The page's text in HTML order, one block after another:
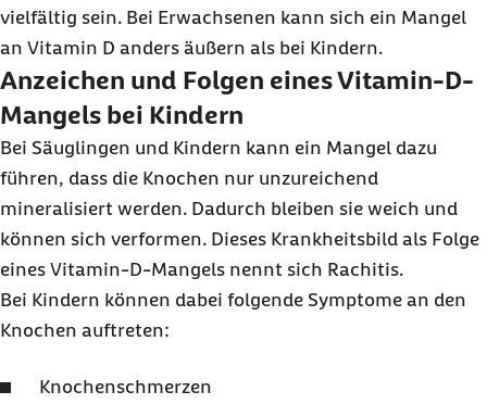
vielfältig sein. Bei Erwachsenen kann sich ein Mangel
an Vitamin D anders äußern als bei Kindern.
Anzeichen und Folgen eines Vitamin-D-
Mangels bei Kindern
Bei Säuglingen und Kindern kann ein Mangel dazu
führen, dass die Knochen nur unzureichend
mineralisiert werden. Dadurch bleiben sie weich und
können sich verformen. Dieses Krankheitsbild als Folge
eines Vitamin-D-Mangels nennt sich Rachitis.
Bei Kindern können dabei folgende Symptome an den
Knochen auftreten:
Knochenschmerzen